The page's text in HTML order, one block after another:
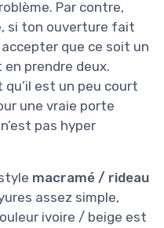
Par contre,
si ton ouverture fait
que ce soit un
prendre deux.
est un peu court
une vraie porte
pas hyper
macramé / rideau
assez simple,
ivoire / beige est